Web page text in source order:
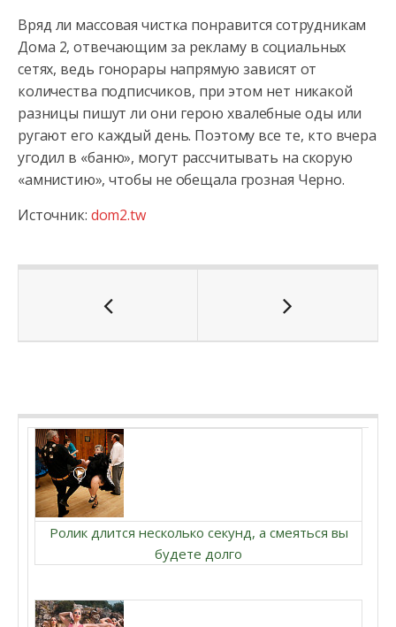
Вряд ли массовая чистка понравится сотрудникам
Дома 2, отвечающим за рекламу в социальных
сетях, ведь гонорары напрямую зависят от
количества подписчиков, при этом нет никакой
разницы пишут ли они герою хвалебные оды или
ругают его каждый день. Поэтому все те, кто вчера
угодил в «баню», могут рассчитывать на скорую
«амнистию», чтобы не обещала грозная Черно.
Источник: dom2.tw
Ролик длится несколько секунд, а смеяться вы
будете долго